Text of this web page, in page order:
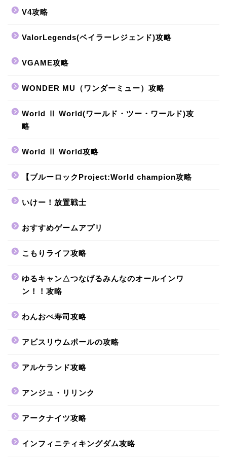
V4攻略
ValorLegends(ベイラーレジェンド)攻略
VGAME攻略
WONDER MU（ワンダーミュー）攻略
World Ⅱ World(ワールド・ツー・ワールド)攻
略
World Ⅱ World攻略
【ブルーロックProject:World champion攻略
いけー！放置戦士
おすすめゲームアプリ
こもりライフ攻略
ゆるキャン△つなげるみんなのオールインワ
ン！！攻略
わんおぺ寿司攻略
アビスリウムポールの攻略
アルケランド攻略
アンジュ・リリンク
アークナイツ攻略
インフィニティキングダム攻略